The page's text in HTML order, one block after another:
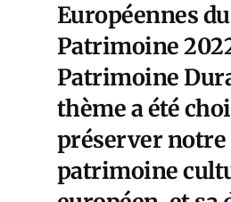
Européennes du
Patrimoine
Patrimoine
thème a été
préserver
patrimoine